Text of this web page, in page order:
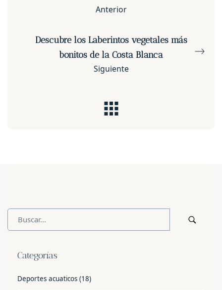
Anterior
Descubre los Laberintos vegetales más
bonitos de la Costa Blanca
Siguiente
Categorías
Deportes acuaticos (18)